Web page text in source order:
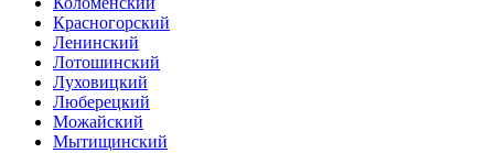
Красногорский
Ленинский
Лотошинский
Луховицкий
Люберецкий
Можайский
Мытищинский